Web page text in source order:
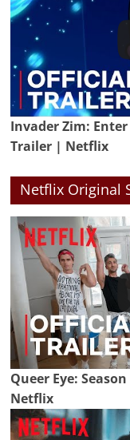
Invader Zim:
Trailer | Netflix
Netflix Original
Queer Eye:
Netflix